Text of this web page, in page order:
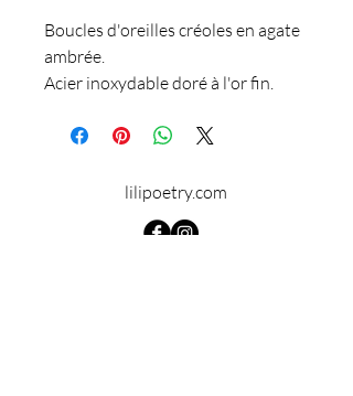
Boucles d'oreilles créoles en agate
ambrée.
Acier inoxydable doré à l'or fin.
lilipoetry.com